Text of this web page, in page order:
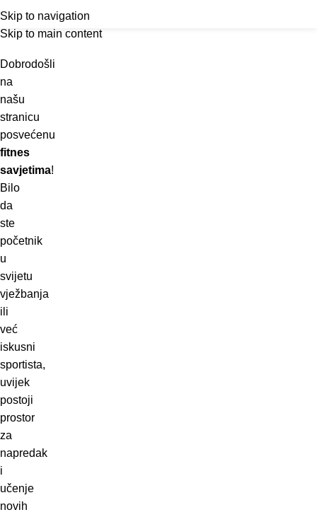
Skip to navigation
Skip to main content
Outlet
Menu
Dobrodošli
na
našu
stranicu
posvećenu
fitnes
savjetima!
Bilo
da
ste
početnik
u
svijetu
vježbanja
ili
već
iskusni
sportista,
uvijek
postoji
prostor
za
napredak
i
učenje
novih